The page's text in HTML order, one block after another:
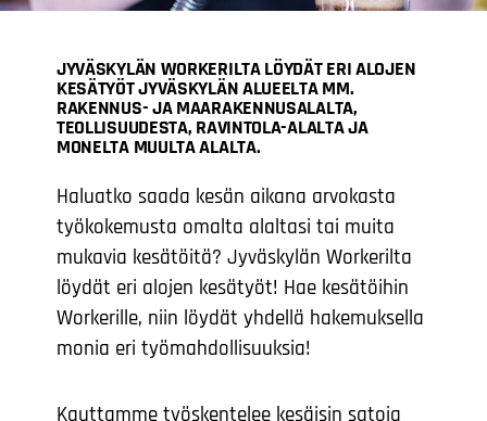
JYVÄSKYLÄN WORKERILTA LÖYDÄT ERI ALOJEN
KESÄTYÖT JYVÄSKYLÄN ALUEELTA MM.
RAKENNUS- JA MAARAKENNUSALALTA,
TEOLLISUUDESTA, RAVINTOLA-ALALTA JA
MONELTA MUULTA ALALTA.
Haluatko saada kesän aikana arvokasta
työkokemusta omalta alaltasi tai muita
mukavia kesätöitä? Jyväskylän Workerilta
löydät eri alojen kesätyöt! Hae kesätöihin
Workerille, niin löydät yhdellä hakemuksella
monia eri työmahdollisuuksia!
Kauttamme työskentelee kesäisin satoja